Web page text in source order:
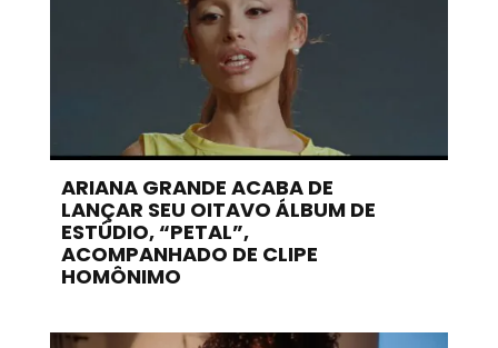
ARIANA GRANDE ACABA DE
LANÇAR SEU OITAVO ÁLBUM DE
ESTÚDIO, “PETAL”,
ACOMPANHADO DE CLIPE
HOMÔNIMO